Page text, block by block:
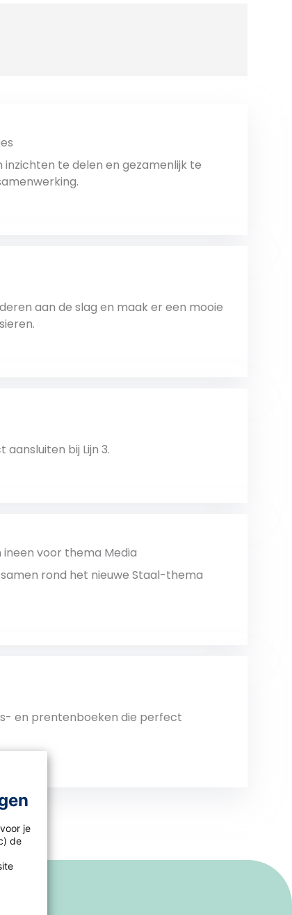
te delen en gezamenlijk te
aan de slag en maak er een mooie
bij Lijn 3.
ineen voor thema Media
rond het nieuwe Staal-thema
en prentenboeken die perfect
je
de